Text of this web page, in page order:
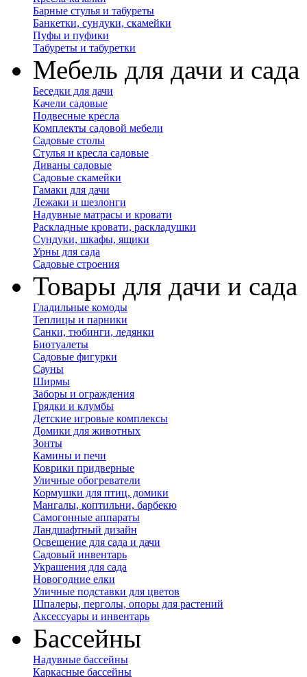
Барные стулья и табуреты
Банкетки, сундуки, скамейки
Пуфы и пуфики
Табуреты и табуретки
Мебель для дачи и сада
Беседки для дачи
Качели садовые
Подвесные кресла
Комплекты садовой мебели
Садовые столы
Стулья и кресла садовые
Диваны садовые
Садовые скамейки
Гамаки для дачи
Лежаки и шезлонги
Надувные матрасы и кровати
Раскладные кровати, раскладушки
Сундуки, шкафы, ящики
Урны для сада
Садовые строения
Товары для дачи и сада
Гладильные комоды
Теплицы и парники
Санки, тюбинги, ледянки
Биотуалеты
Садовые фигурки
Сауны
Ширмы
Заборы и ограждения
Грядки и клумбы
Детские игровые комплексы
Домики для животных
Зонты
Камины и печи
Коврики придверные
Уличные обогреватели
Кормушки для птиц, домики
Мангалы, коптильни, барбекю
Самогонные аппараты
Ландшафтный дизайн
Освещение для сада и дачи
Садовый инвентарь
Украшения для сада
Новогодние елки
Уличные подставки для цветов
Шпалеры, перголы, опоры для растений
Аксессуары и инвентарь
Бассейны
Надувные бассейны
Каркасные бассейны